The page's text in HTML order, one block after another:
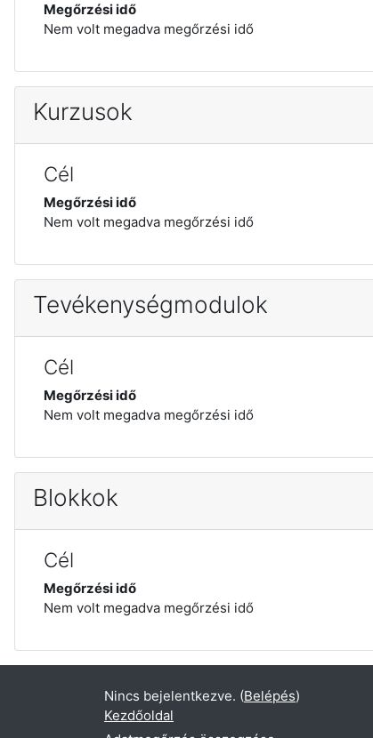
Megőrzési idő
Nem volt megadva megőrzési idő
Kurzusok
Cél
Megőrzési idő
Nem volt megadva megőrzési idő
Tevékenységmodulok
Cél
Megőrzési idő
Nem volt megadva megőrzési idő
Blokkok
Cél
Megőrzési idő
Nem volt megadva megőrzési idő
Nincs bejelentkezve. (Belépés)
Kezdőoldal